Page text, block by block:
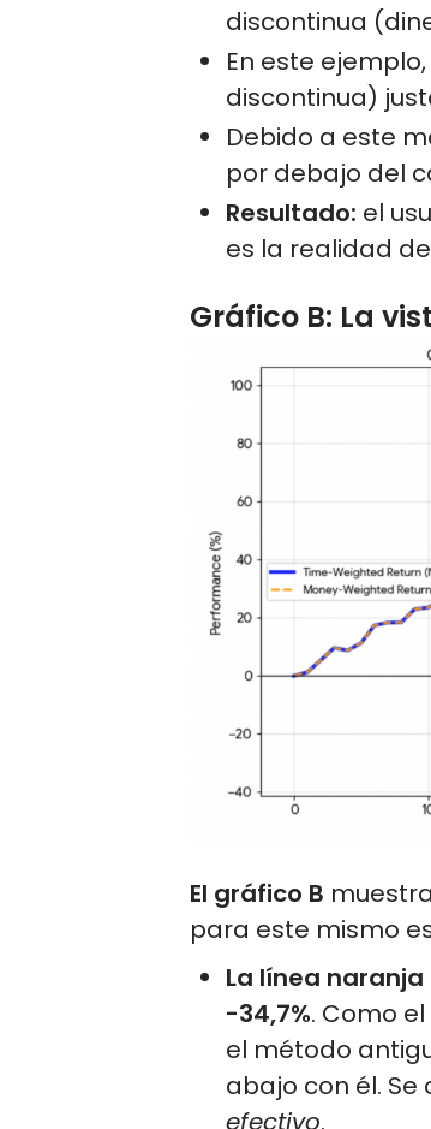
discontinua
En este
discontinua)
Debido a este
por debajo del
Resultado: el
es la realidad
Gráfico B: La
El gráfico B
para este mismo
La línea
-34,7%. Como
el método
abajo con él.